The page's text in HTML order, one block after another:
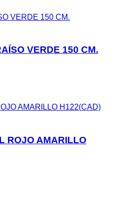
VERDE 150 CM.
ROJO AMARILLO